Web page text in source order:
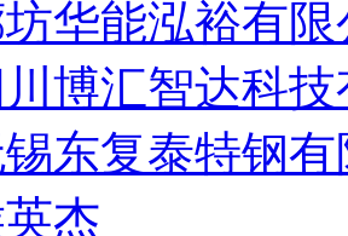
坊华能泓裕有
川博汇智达科
东复泰特钢
杰